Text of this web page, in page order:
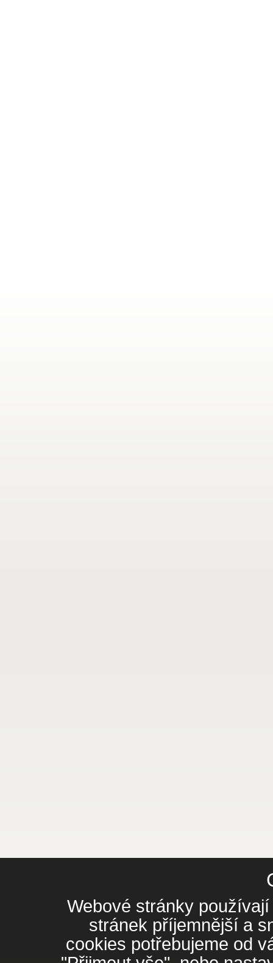
Webové stránky
stránek příjemnější a
cookies potřebujeme od